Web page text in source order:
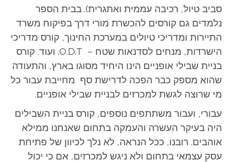
סביב טיול, רכיבה עממית ואתגרית). בבית הספר
נלמדים גם קורסים להכשרת מורי דרך בפיקוח משרד
התיירות ומדריכי טיולים במערכת החינוך, קורס מדריכי
הישרדות, מנחים לסדנאות שטח – O.D.T. ועוד. קורס
בניית שבילי אופניים הינו היחיד מסוגו בארץ, והתעודה
שהוא מספק כבר הפכה לדרישת סף מחייבת עבור כל
מי שרוצה לגשת למכרזים לבניית שבילי אופניים.
עבורי, ועבור משתתפים נוספים, קורס בניית השבילים
היה בעיקר העשרה והעמקה בתחום שאנחנו ממילא
אוהבים. רובנו, ככל הנראה, לא נלך לכיוון של פתיחת
עסק עצמאי בתחום ולא ניגש למכרזים, אם כי יכול